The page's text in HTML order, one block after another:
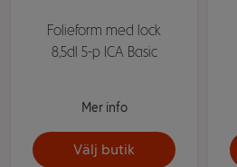
Folieform med lock
8,5dl 5-p ICA Basic
Mer info
Välj butik